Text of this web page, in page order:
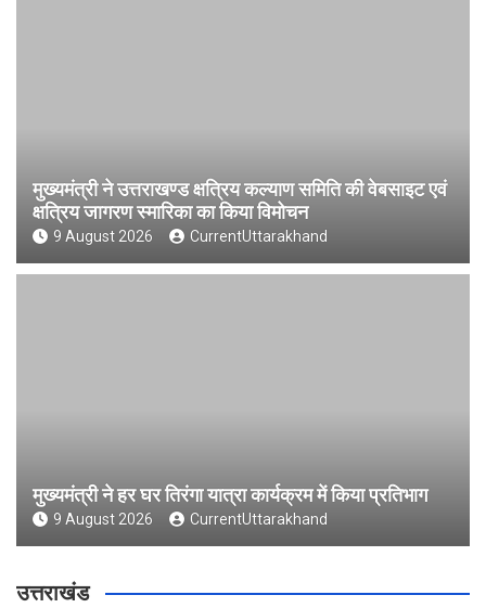
मुख्यमंत्री ने उत्तराखण्ड क्षत्रिय कल्याण समिति की वेबसाइट एवं
क्षत्रिय जागरण स्मारिका का किया विमोचन
9 August 2026 CurrentUttarakhand
मुख्यमंत्री ने हर घर तिरंगा यात्रा कार्यक्रम में किया प्रतिभाग
9 August 2026 CurrentUttarakhand
उत्तराखंड